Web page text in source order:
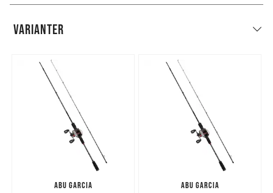
VARIANTER
ABU GARCIA ABU GARCIA